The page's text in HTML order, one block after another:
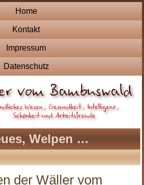
Home
Kontakt
Impressum
Datenschutz
Welpen …
der Wäller vom